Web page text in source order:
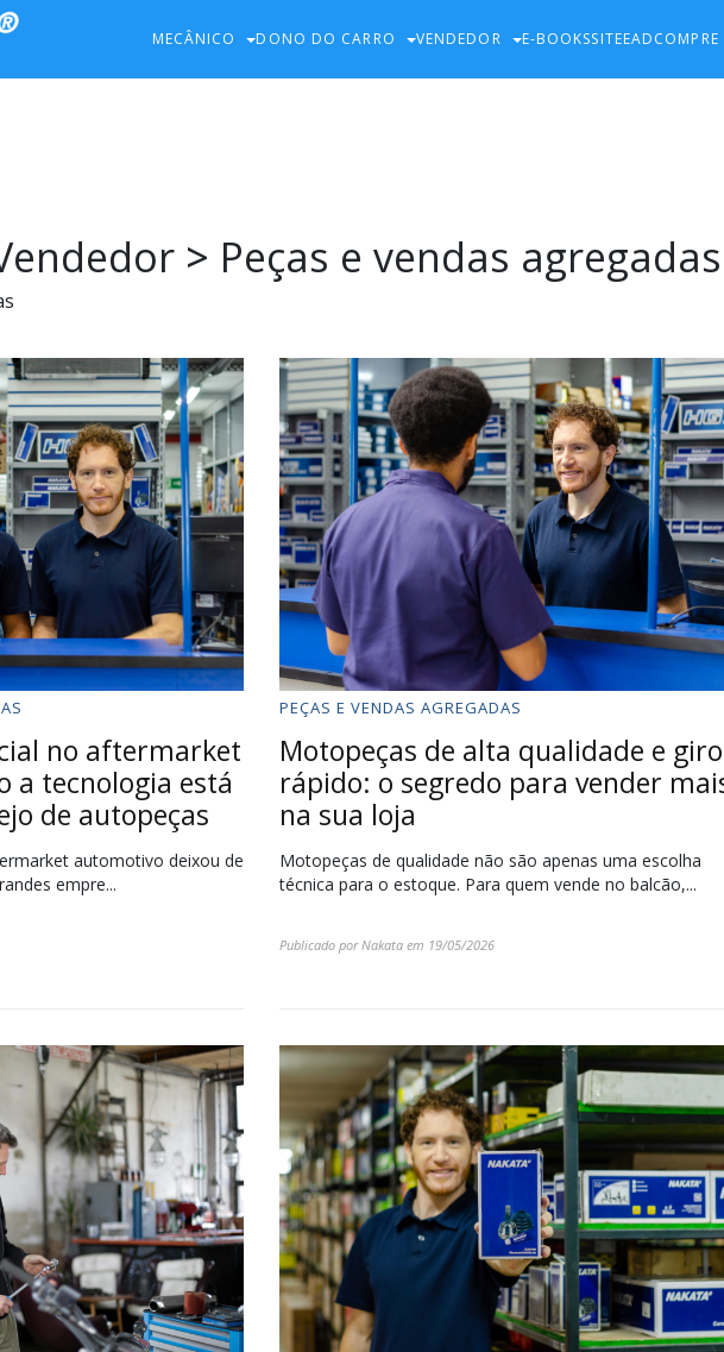
MECÂNICO DONO DO CARRO VENDEDOR E-BOOKSSITEEAD
> Peças e vendas agregadas
no aftermarket
a tecnologia está
de autopeças
automotivo deixou de
empre...
PEÇAS E VENDAS AGREGADAS
Motopeças de alta qualidade e giro
rápido: o segredo para vender
na sua loja
Motopeças de qualidade não são apenas uma escolha
técnica para o estoque. Para quem vende no balcão,...
Publicado porNakata em 19/05/2026